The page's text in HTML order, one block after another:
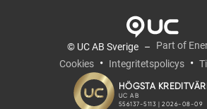
© UC AB Sverige
Part of
Cookies
Integritetspolicys